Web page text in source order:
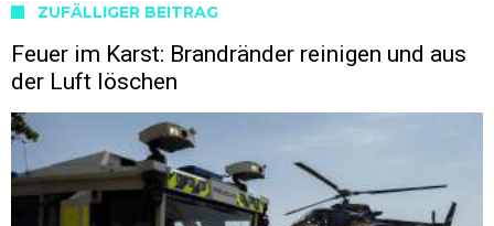
ZUFÄLLIGER BEITRAG
Feuer im Karst: Brandränder reinigen und aus
der Luft löschen